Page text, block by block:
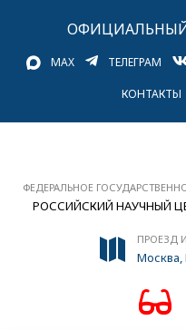
MAX ТЕЛЕГРАМ
КОНТАКТЫ
ФЕДЕРАЛЬНОЕ
РОССИЙСКИЙ НАУЧНЫЙ
ПРОЕЗД